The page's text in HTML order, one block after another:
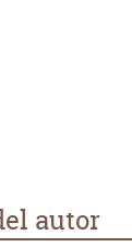
autor